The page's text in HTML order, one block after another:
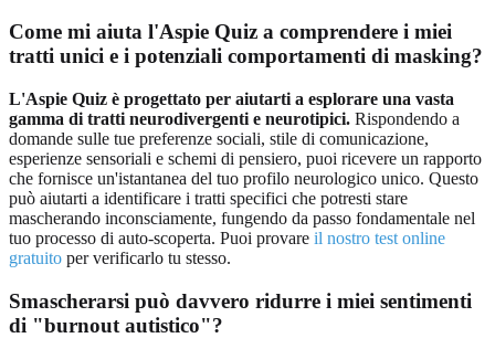
Come mi aiuta l'Aspie Quiz a comprendere i miei
tratti unici e i potenziali comportamenti di masking?
L'Aspie Quiz è progettato per aiutarti a esplorare una vasta
gamma di tratti neurodivergenti e neurotipici. Rispondendo a
domande sulle tue preferenze sociali, stile di comunicazione,
esperienze sensoriali e schemi di pensiero, puoi ricevere un rapporto
che fornisce un'istantanea del tuo profilo neurologico unico. Questo
può aiutarti a identificare i tratti specifici che potresti stare
mascherando inconsciamente, fungendo da passo fondamentale nel
tuo processo di auto-scoperta. Puoi provare il nostro test online
gratuito per verificarlo tu stesso.
Smascherarsi può davvero ridurre i miei sentimenti
di "burnout autistico"?